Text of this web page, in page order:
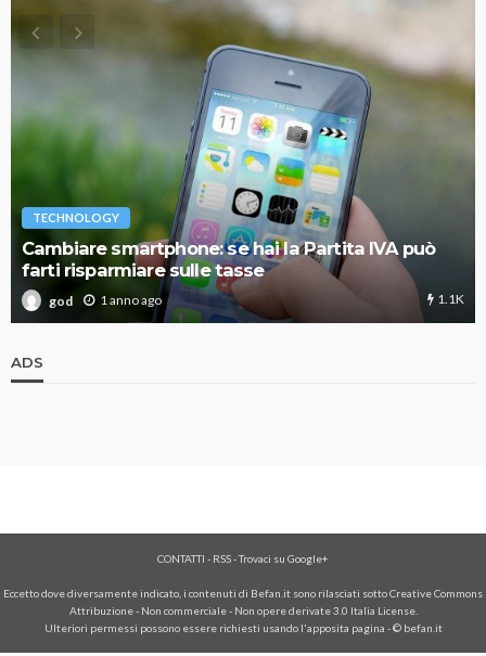
TECHNOLOGY
Cambiare smartphone: se hai la Partita IVA può
farti risparmiare sulle tasse
god 1 anno ago 1.1K
ADS
CONTATTI - RSS-Trovaci su Google+
Eccetto dove diversamente indicato, i contenuti di Befan.it sono rilasciati sotto Creative Commons
Attribuzione - Non commerciale - Non opere derivate 3.0 Italia License.
Ulteriori permessi possono essere richiesti usando l'apposita pagina - © befan.it